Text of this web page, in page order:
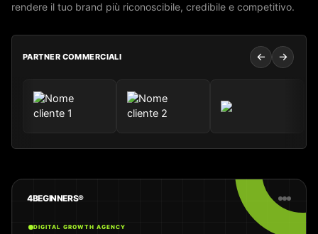
4BEGINNERS®
DIGITAL GROWTH AGENCY
rendere il tuo brand più riconoscibile, credibile e competitivo.
PARTNER COMMERCIALI ← →